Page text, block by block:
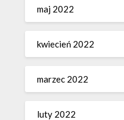
maj 2022
kwiecień 2022
marzec 2022
luty 2022